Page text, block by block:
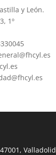
y León.
1º
Valladolid